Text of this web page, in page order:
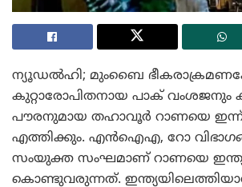
ന്യൂഡൽഹി; മുംബൈ
കുറ്റാരോപിതനായ പാക് വംശജനും
പൗരനുമായ തഹാവൂർ റാണയെ ഇന്ന്
എത്തിക്കും. എൻഐഎ, റോ
സംയുക്ത സംഘമാണ് റാണയെ
കൊണ്ടുവരുന്നത്.